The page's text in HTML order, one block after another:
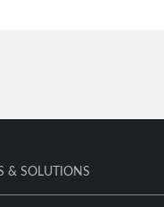
& SOLUTIONS